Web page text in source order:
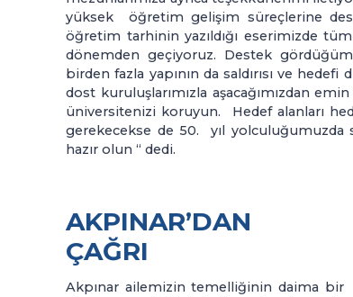
yüksek öğretim gelişim süreçlerine
öğretim tarhinin yazıldığı eserimizde
dönemden geçiyoruz. Destek
birden fazla yapının da saldırısı ve
dost kuruluşlarımızla aşacağımızdan
üniversitenizi koruyun. Hedef alanları
gerekecekse de 50. yıl yolculuğumuzda
hazır olun “ dedi.
AKPINAR’DAN
ÇAĞRI
Akpınar ailemizin temelliğinin daima bir